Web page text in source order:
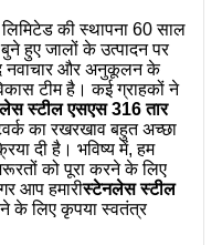
की स्थापना 60 साल
हुए जालों के उत्पादन पर
नवाचार और अनुकूलन के
टीम है। कई ग्राहकों ने
स्टील एसएस 316 तार
का रखरखाव बहुत अच्छा
दी है। भविष्य में, हम
को पूरा करने के लिए
आप हमारीस्टेनलेस स्टील
के लिए कृपया स्वतंत्र